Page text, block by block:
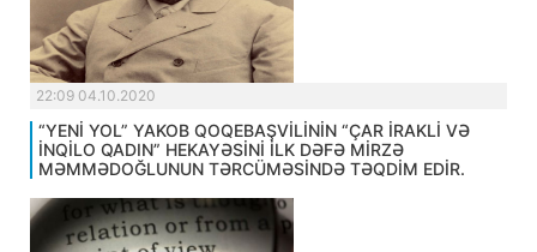
22:09 04.10.2020
“YENİ YOL” YAKOB QOQEBAŞVİLİNİN “ÇAR İRAKLİ VƏ
İNQİLO QADIN” HEKAYƏSİNİ İLK DƏFƏ MİRZƏ
MƏMMƏDOĞLUNUN TƏRCÜMƏSİNDƏ TƏQDİM EDİR.